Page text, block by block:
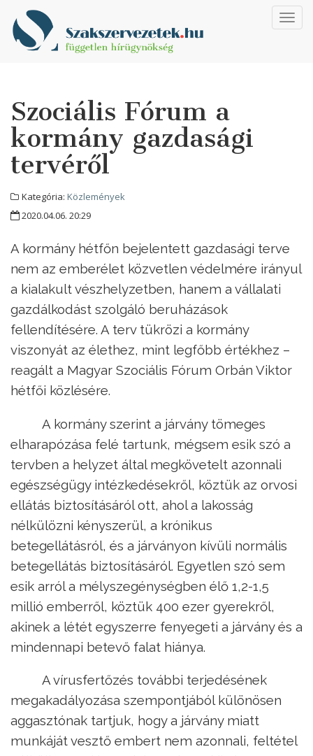
Szociális Fórum a
kormány gazdasági
tervéről
Kategória: Közlemények
2020.04.06. 20:29
A kormány hétfőn bejelentett gazdasági terve
nem az emberélet közvetlen védelmére irányul
a kialakult vészhelyzetben, hanem a vállalati
gazdálkodást szolgáló beruházások
fellendítésére. A terv tükrözi a kormány
viszonyát az élethez, mint legfőbb értékhez –
reagált a Magyar Szociális Fórum Orbán Viktor
hétfői közlésére.
A kormány szerint a járvány tömeges
elharapózása felé tartunk, mégsem esik szó a
tervben a helyzet által megkövetelt azonnali
egészségügy intézkedésekről, köztük az orvosi
ellátás biztosításáról ott, ahol a lakosság
nélkülözni kényszerül, a krónikus
betegellátásról, és a járványon kívüli normális
betegellátás biztosításáról. Egyetlen szó sem
esik arról a mélyszegénységben élő 1,2-1,5
millió emberről, köztük 400 ezer gyerekről,
akinek a létét egyszerre fenyegeti a járvány és a
mindennapi betevő falat hiánya.
A vírusfertőzés további terjedésének
megakadályozása szempontjából különösen
aggasztónak tartjuk, hogy a járvány miatt
munkáját vesztő embert nem azonnali, feltétel